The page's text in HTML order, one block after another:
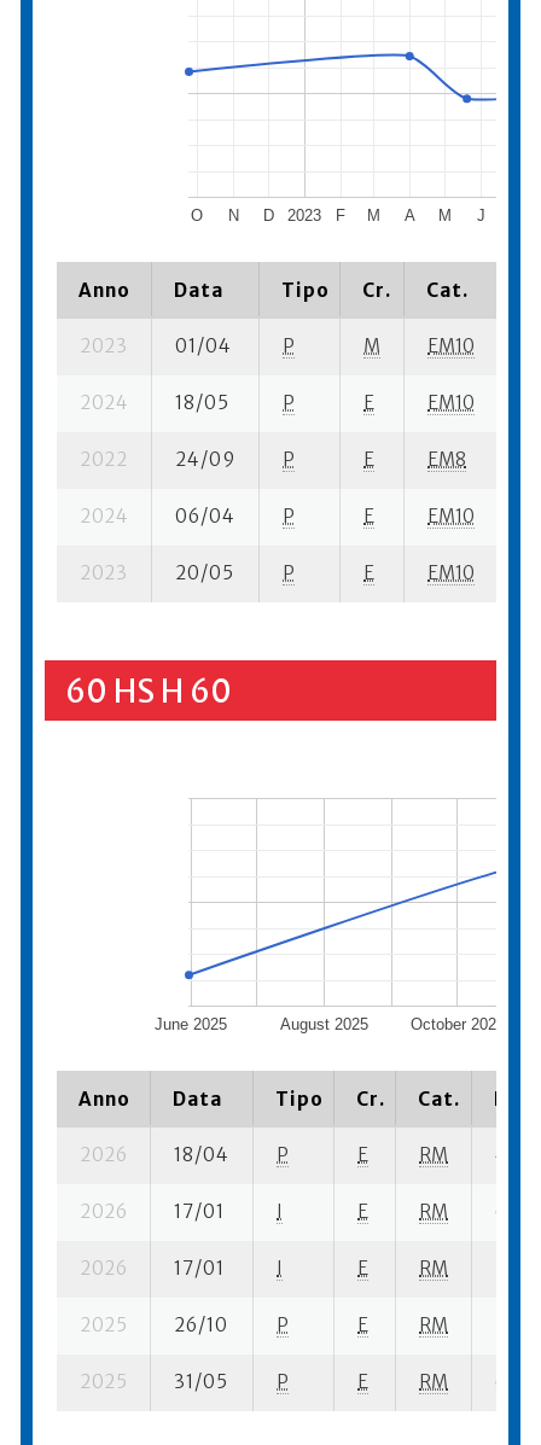
2023
O N D F M A M J
Anno Data Tipo Cr. Cat.
2023 01/04 P M EM10
2024 18/05 P E EM10
2022 24/09 P E EM8
2024 06/04 P E EM10
2023 20/05 P E EM10
60 HS H 60
June 2025 August 2025 October 2025
Anno Data Tipo Cr. Cat.
2026 18/04 P E RM 4
2026 17/01 I E RM 6 fi- 1
2026 17/01 I E RM
2025 26/10 P E RM
2025 31/05 P E RM 6